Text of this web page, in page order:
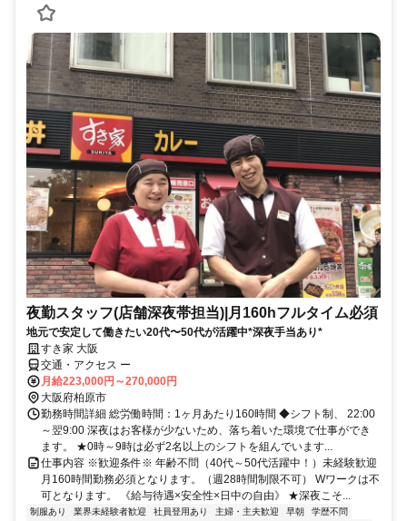
夜勤スタッフ(店舗深夜帯担当)|月160hフルタイム必須
地元で安定して働きたい20代〜50代が活躍中*深夜手当あり*
すき家 大阪
交通・アクセス ー
月給223,000円～270,000円
大阪府柏原市
勤務時間詳細 総労働時間：1ヶ月あたり160時間 ◆シフト制、 22:00
～翌9:00 深夜はお客様が少ないため、落ち着いた環境で仕事ができ
ます。 ★0時～9時は必ず2名以上のシフトを組んでいます...
仕事内容 ※歓迎条件※ 年齢不問（40代～50代活躍中！）未経験歓迎
月160時間勤務必須となります。（週28時間制限不可） Wワークは不
可となります。 《給与待遇×安全性×日中の自由》 ★深夜こそ...
制服あり 業界未経験者歓迎 社員登用あり 主婦・主夫歓迎 早朝
学歴不問